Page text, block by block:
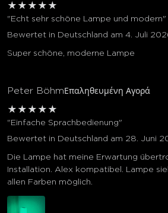
★ ★ ★ ★ ★
"Echt sehr schöne Lampe und modern"
Bewertet in Deutschland am 4. Juli
Super schöne, moderne Lampe
Peter Böhm Επαληθευμένη Αγορά
★ ★ ★ ★ ★
"Einfache Sprachbedienung"
Bewertet in Deutschland am 28. Juni
Die Lampe hat meine Erwartung
Installation. Alex kompatibel. Lampe
allen Farben möglich.